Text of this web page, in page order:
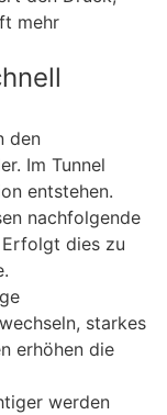
mehr
den
Im Tunnel
entstehen.
nachfolgende
dies zu
starkes
erhöhen die
werden